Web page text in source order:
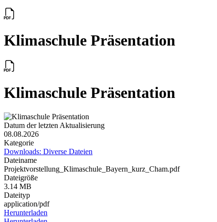
Klimaschule Präsentation
Klimaschule Präsentation
Datum der letzten Aktualisierung
08.08.2026
Kategorie
Downloads: Diverse Dateien
Dateiname
Projektvorstellung_Klimaschule_Bayern_kurz_Cham.pdf
Dateigröße
3.14 MB
Dateityp
application/pdf
Herunterladen